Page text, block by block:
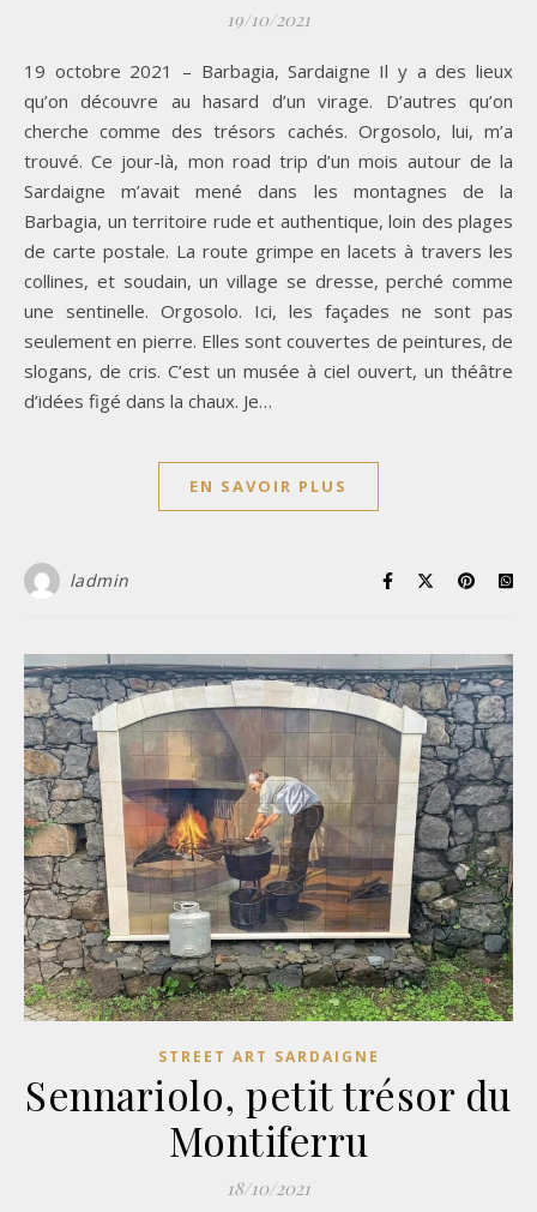
19/10/2021
19 octobre 2021 – Barbagia, Sardaigne Il y a des lieux
qu’on découvre au hasard d’un virage. D’autres qu’on
cherche comme des trésors cachés. Orgosolo, lui, m’a
trouvé. Ce jour-là, mon road trip d’un mois autour de la
Sardaigne m’avait mené dans les montagnes de la
Barbagia, un territoire rude et authentique, loin des plages
de carte postale. La route grimpe en lacets à travers les
collines, et soudain, un village se dresse, perché comme
une sentinelle. Orgosolo. Ici, les façades ne sont pas
seulement en pierre. Elles sont couvertes de peintures, de
slogans, de cris. C’est un musée à ciel ouvert, un théâtre
d’idées figé dans la chaux. Je…
EN SAVOIR PLUS
ladmin
STREET ART SARDAIGNE
Sennariolo, petit trésor du
Montiferru
18/10/2021